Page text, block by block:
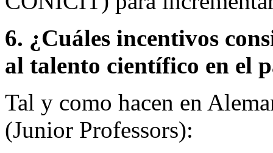
6. ¿Cuáles incentivos
al talento científico en el
Tal y como hacen en
(Junior Professors):